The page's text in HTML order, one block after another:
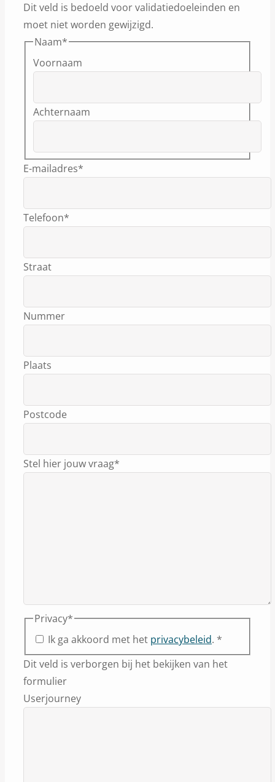
Dit veld is bedoeld voor validatiedoeleinden en
moet niet worden gewijzigd.
Naam*
Voornaam
Achternaam
E-mailadres*
Telefoon*
Straat
Nummer
Plaats
Postcode
Stel hier jouw vraag*
Privacy*
Ik ga akkoord met het privacybeleid. *
Dit veld is verborgen bij het bekijken van het
formulier
Userjourney